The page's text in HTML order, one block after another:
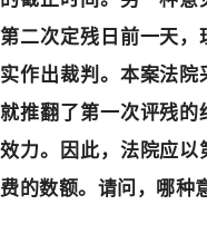
第二次定残日前一天
实作出裁判。本案法
就推翻了第一次评残
效力。因此，法院应
费的数额。请问，哪种